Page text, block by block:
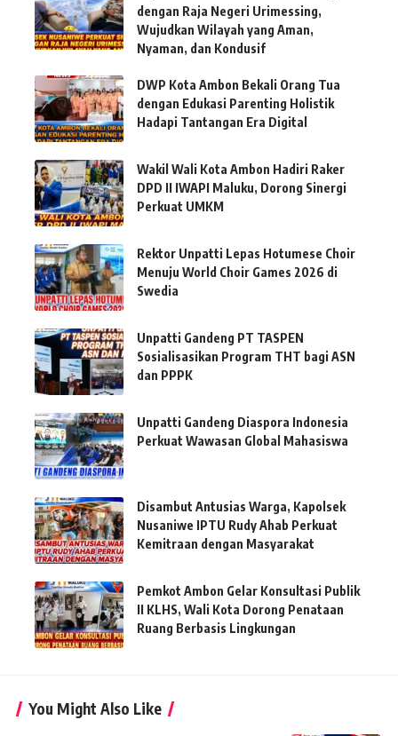
dengan Raja Negeri Urimessing,
Wujudkan Wilayah yang Aman,
Nyaman, dan Kondusif
DWP Kota Ambon Bekali Orang Tua
dengan Edukasi Parenting Holistik
Hadapi Tantangan Era Digital
Wakil Wali Kota Ambon Hadiri Raker
DPD II IWAPI Maluku, Dorong Sinergi
Perkuat UMKM
Rektor Unpatti Lepas Hotumese Choir
Menuju World Choir Games 2026 di
Swedia
Unpatti Gandeng PT TASPEN
Sosialisasikan Program THT bagi ASN
dan PPPK
Unpatti Gandeng Diaspora Indonesia
Perkuat Wawasan Global Mahasiswa
Disambut Antusias Warga, Kapolsek
Nusaniwe IPTU Rudy Ahab Perkuat
Kemitraan dengan Masyarakat
Pemkot Ambon Gelar Konsultasi Publik
II KLHS, Wali Kota Dorong Penataan
Ruang Berbasis Lingkungan
You Might Also Like